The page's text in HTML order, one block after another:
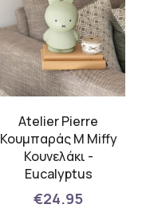
Atelier Pierre
Κουμπαράς M Miffy
Κουνελάκι -
Eucalyptus
€24.95